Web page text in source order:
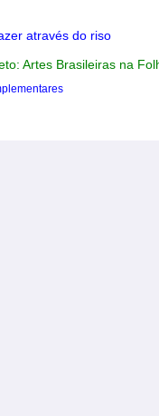
através do riso
Artes Brasileiras na